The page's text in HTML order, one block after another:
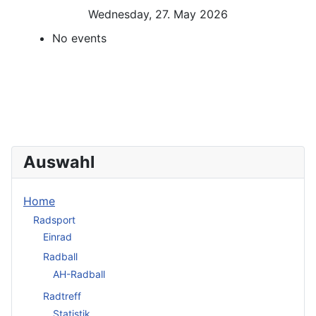
Wednesday, 27. May 2026
No events
Auswahl
Home
Radsport
Einrad
Radball
AH-Radball
Radtreff
Statistik